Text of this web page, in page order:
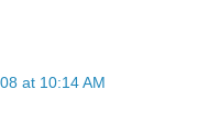
at 10:14 AM